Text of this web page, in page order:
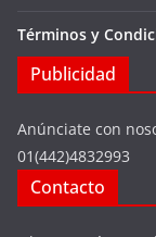
Términos y
Publicidad
Anúnciate con
01(442)4832993
Contacto